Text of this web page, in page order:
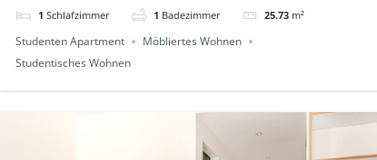
1 Schlafzimmer 1 Badezimmer 25.73 m²
Studenten Apartment
Möbliertes Wohnen
Studentisches Wohnen